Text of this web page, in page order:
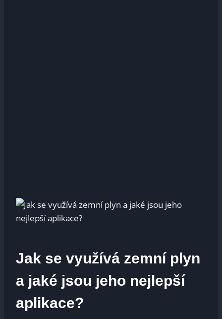
Jak‍ se využívá zemní plyn‌
a jaké jsou jeho nejlepší
aplikace?